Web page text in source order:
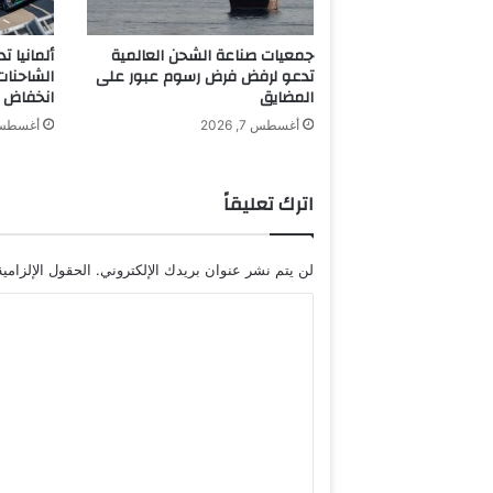
ك
ا
ل
م
د
و
ا
ل
جمعيات صناعة الشحن العالمية
تدعو لرفض فرض رسوم عبور على
المضايق
أغسطس 7, 2026 أغسطس 7,
اترك تعليقاً
لن يتم نشر عنوان بريدك الإلكتروني. الحقول